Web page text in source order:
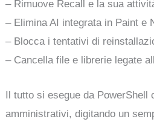
– Rimuove Recall e la sua
– Elimina AI integrata in Paint e
– Blocca i tentativi di
– Cancella file e librerie legate
Il tutto si esegue da PowerShell
amministrativi, digitando un